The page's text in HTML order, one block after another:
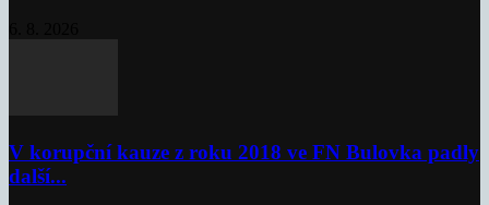
V korupční kauze z roku 2018 ve FN Bulovka padly
další...